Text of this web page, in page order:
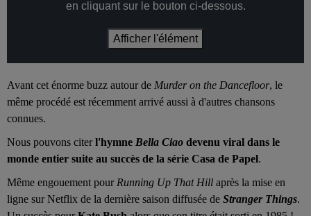
en cliquant sur le bouton ci-dessous.
Afficher l'élément
Avant cet énorme buzz autour de Murder on the Dancefloor, le
même procédé est récemment arrivé aussi à d'autres chansons
connues.
Nous pouvons citerl'hymne Bella Ciao devenu viral dans le
monde entier suite au succès de la série Casa de Papel.
Même engouement pour Running Up That Hill après la mise en
ligne sur Netflix de la dernière saison diffusée de Stranger Things.